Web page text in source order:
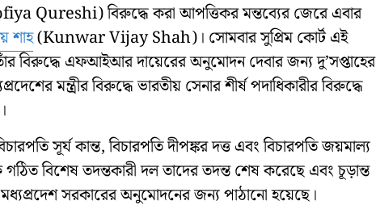
Qureshi) বিরুদ্ধে করা আপত্তিকর মন্তব্যের জেরে এবার
শাহ(Kunwar Vijay Shah)। সোমবার সুপ্রিম কোর্ট এই
বিরুদ্ধে এফআইআর দায়েরের অনুমোদন দেবার জন্য দু’সপ্তাহের
মন্ত্রীর বিরুদ্ধে ভারতীয় সেনার শীর্ষ পদাধিকারীর বিরুদ্ধে
সূর্য কান্ত, বিচারপতি দীপঙ্কর দত্ত এবং বিচারপতি জয়মাল্য
বিশেষ তদন্তকারী দল তাদের তদন্ত শেষ করেছে এবং চূড়ান্ত
সরকারের অনুমোদনের জন্য পাঠানো হয়েছে।